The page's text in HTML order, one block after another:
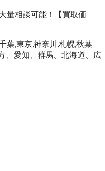
量相談可能！【買取価
葉,東京,神奈川,札幌,秋葉
、愛知、群馬、北海道、広